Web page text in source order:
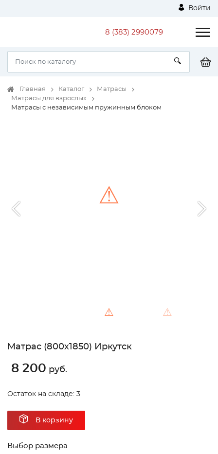
Войти
8 (383) 2990079
Главная Каталог
Матрасы
Матрасы для взрослых
Матрасы с независимым пружинным блоком
⚠ ⚠
⚠
Матрас (800х1850) Иркутск
8 200 руб.
Остаток на складе: 3
В корзину
Выбор размера